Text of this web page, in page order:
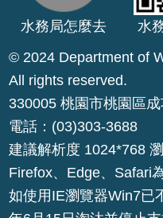
請
案
件
污
水
下
水
道
水務局怎麼去
水
© 2024 Department of
All rights reserved.
330005 桃園市桃園區
電話：(03)303-3688
建議解析度 1024*768
Firefox、Edge、Safari
如使用IE瀏覽器Win7已